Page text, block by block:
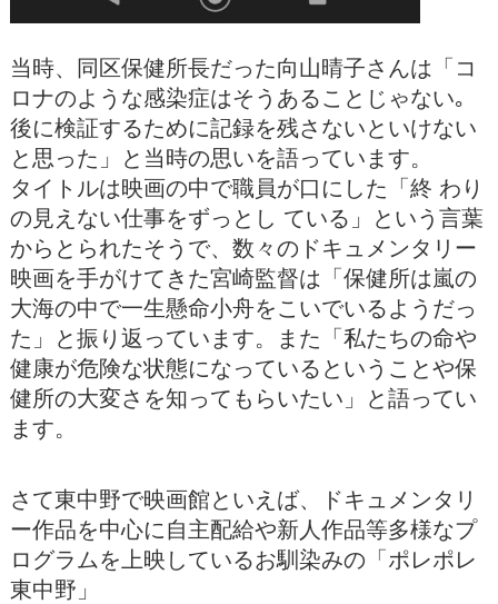
当時、同区保健所長だった向山晴子さんは「コ
ロナのような感染症はそうあることじゃない｡
後に検証するために記録を残さないといけない
と思った」と当時の思いを語っています。
タイトルは映画の中で職員が口にした「終 わり
の見えない仕事をずっとし ている」という言葉
からとられたそうで、数々のドキュメンタリー
映画を手がけてきた宮崎監督は「保健所は嵐の
大海の中で一生懸命小舟をこいでいるようだっ
た」と振り返っています。また「私たちの命や
健康が危険な状態になっているということや保
健所の大変さを知ってもらいたい」と語ってい
ます。
さて東中野で映画館といえば、ドキュメンタリ
ー作品を中心に自主配給や新人作品等多様なプ
ログラムを上映しているお馴染みの「ポレポレ
東中野」